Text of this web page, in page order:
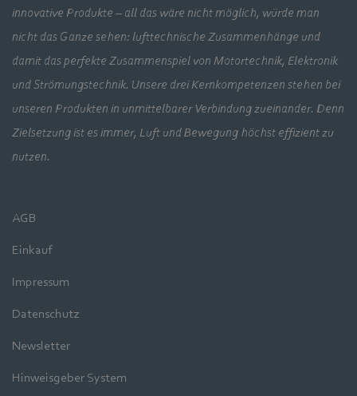
innovative Produkte – all das wäre nicht möglich, würde man
nicht das Ganze sehen: lufttechnische Zusammenhänge und
damit das perfekte Zusammenspiel von Motortechnik, Elektronik
und Strömungstechnik. Unsere drei Kernkompetenzen stehen bei
unseren Produkten in unmittelbarer Verbindung zueinander. Denn
Zielsetzung ist es immer, Luft und Bewegung höchst effizient zu
nutzen.
AGB
Einkauf
Impressum
Datenschutz
Newsletter
Hinweisgeber System